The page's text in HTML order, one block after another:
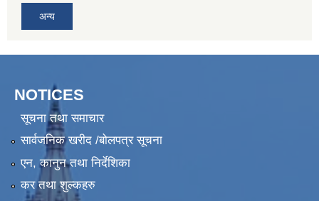
अन्य
NOTICES
सूचना तथा समाचार
सार्वजनिक खरीद /बोलपत्र सूचना
एन, कानुन तथा निर्देशिका
कर तथा शुल्कहरु